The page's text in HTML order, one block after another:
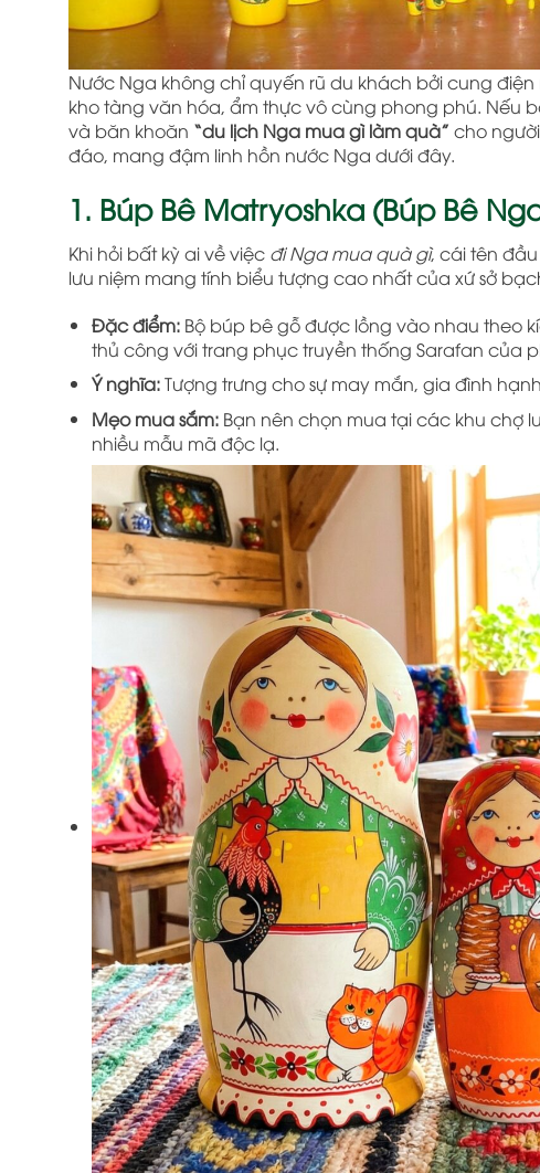
Nước Nga không chỉ quyến rũ du khách bởi cung
kho tàng văn hóa, ẩm thực vô cùng phong phú. Nếu
và băn khoăn “du lịch Nga mua gì làm quà” cho
đáo, mang đậm linh hồn nước Nga dưới đây.
1. Búp Bê Matryoshka (Búp Bê
Khi hỏi bất kỳ ai về việc đi Nga mua quà gì, cái tên
lưu niệm mang tính biểu tượng cao nhất của xứ sở
Đặc điểm:Bộ búp bê gỗ được lồng vào nhau theo
thủ công với trang phục truyền thống Sarafan của
Ý nghĩa:Tượng trưng cho sự may mắn, gia đình
Mẹo mua sắm:Bạn nên chọn mua tại các khu chợ
nhiều mẫu mã độc lạ.